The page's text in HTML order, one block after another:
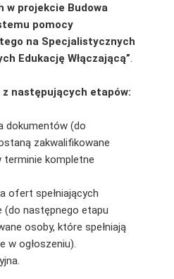
w projekcie Budowa
pomocy
na Specjalistycznych
Edukację Włączającą”.
z następujących etapów:
dokumentów (do
zakwalifikowane
terminie kompletne
ofert spełniających
(do następnego etapu
osoby, które spełniają
w ogłoszeniu).